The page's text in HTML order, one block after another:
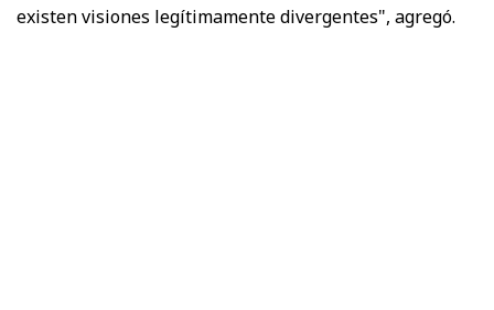
existen visiones legítimamente divergentes", agregó.